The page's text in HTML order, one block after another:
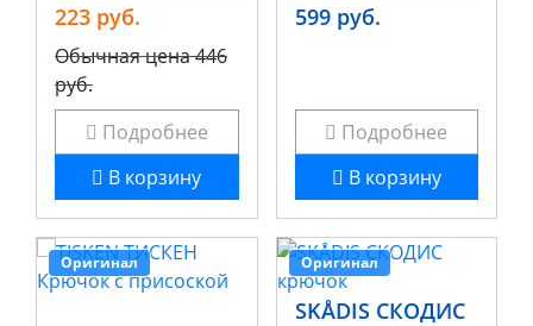
223 руб.
Обычная цена446
руб.
Подробнее
В корзину
599 руб.
Подробнее
В корзину
Оригинал Оригинал
SKÅDIS СКОДИС